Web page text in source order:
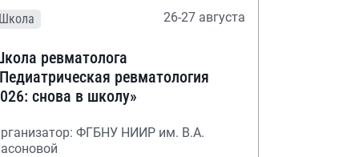
Школа 26-27 августа
ревматолога
ревматология
снова в школу»
ФГБНУ НИИР им. В.А.